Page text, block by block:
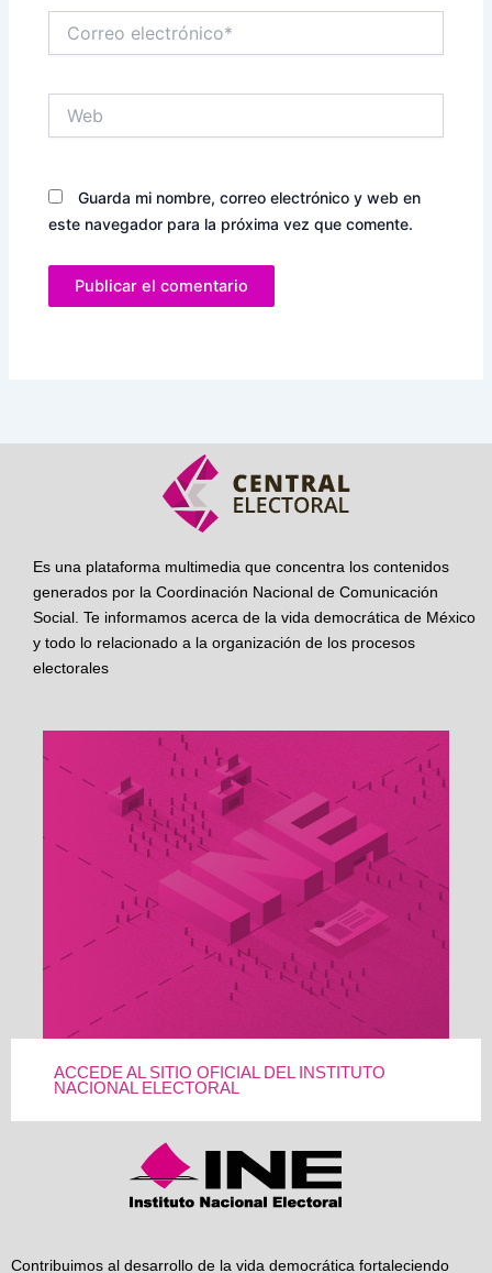
electrónico*
Guarda mi nombre, correo electrónico y web en
este navegador para la próxima vez que comente.
Es una plataforma multimedia que concentra los contenidos
generados por la Coordinación Nacional de Comunicación
Social. Te informamos acerca de la vida democrática de México
y todo lo relacionado a la organización de los procesos
electorales
ACCEDE AL SITIO OFICIAL DEL INSTITUTO
NACIONAL ELECTORAL
Contribuimos al desarrollo de la vida democrática fortaleciendo